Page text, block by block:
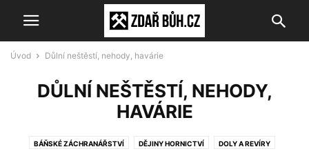
Úvod Důlní neštěstí, nehody, havárie
DŮLNÍ NEŠTĚSTÍ, NEHODY,
HAVÁRIE
BÁŇSKÉ ZÁCHRANÁŘSTVÍ DĚJINY HORNICTVÍ DOLY A REVÍRY